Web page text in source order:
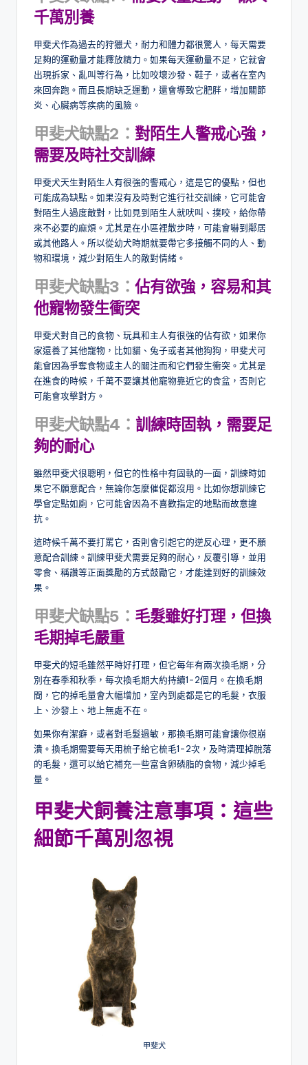
千萬別養
甲斐犬作為過去的狩獵犬，耐力和體力都很驚人，每天需要
足夠的運動量才能釋放精力。如果每天運動量不足，它就會
出現拆家、亂叫等行為，比如咬壞沙發、鞋子，或者在室內
來回奔跑。而且長期缺乏運動，還會導致它肥胖，增加關節
炎、心臟病等疾病的風險。
甲斐犬缺點2： 對陌生人警戒心強，
需要及時社交訓練
甲斐犬天生對陌生人有很強的警戒心，這是它的優點，但也
可能成為缺點。如果沒有及時對它進行社交訓練，它可能會
對陌生人過度敵對，比如見到陌生人就吠叫、撲咬，給你帶
來不必要的麻煩。尤其是在小區裡散步時，可能會嚇到鄰居
或其他路人。所以從幼犬時期就要帶它多接觸不同的人、動
物和環境，減少對陌生人的敵對情緒。
甲斐犬缺點3： 佔有欲強，容易和其
他寵物發生衝突
甲斐犬對自己的食物、玩具和主人有很強的佔有欲，如果你
家還養了其他寵物，比如貓、兔子或者其他狗狗，甲斐犬可
能會因為爭奪食物或主人的關注而和它們發生衝突。尤其是
在進食的時候，千萬不要讓其他寵物靠近它的食盆，否則它
可能會攻擊對方。
甲斐犬缺點4： 訓練時固執，需要足
夠的耐心
雖然甲斐犬很聰明，但它的性格中有固執的一面，訓練時如
果它不願意配合，無論你怎麼催促都沒用。比如你想訓練它
學會定點如廁，它可能會因為不喜歡指定的地點而故意違
抗。
這時候千萬不要打罵它，否則會引起它的逆反心理，更不願
意配合訓練。訓練甲斐犬需要足夠的耐心，反覆引導，並用
零食、稱讚等正面獎勵的方式鼓勵它，才能達到好的訓練效
果。
甲斐犬缺點5： 毛髮雖好打理，但換
毛期掉毛嚴重
甲斐犬的短毛雖然平時好打理，但它每年有兩次換毛期，分
別在春季和秋季，每次換毛期大約持續1-2個月。在換毛期
間，它的掉毛量會大幅增加，室內到處都是它的毛髮，衣服
上、沙發上、地上無處不在。
如果你有潔癖，或者對毛髮過敏，那換毛期可能會讓你很崩
潰。換毛期需要每天用梳子給它梳毛1-2次，及時清理掉脫落
的毛髮，還可以給它補充一些富含卵磷脂的食物，減少掉毛
量。
甲斐犬飼養注意事項：這些
細節千萬別忽視
甲斐犬